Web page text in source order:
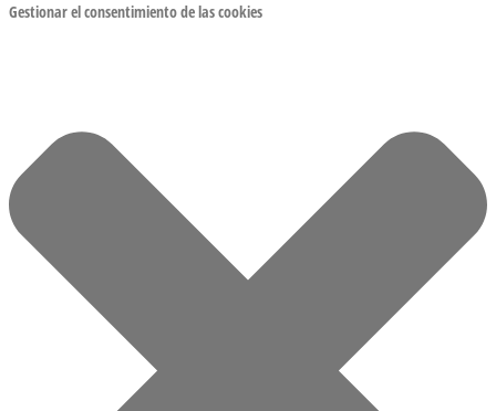
Gestionar el consentimiento de las cookies